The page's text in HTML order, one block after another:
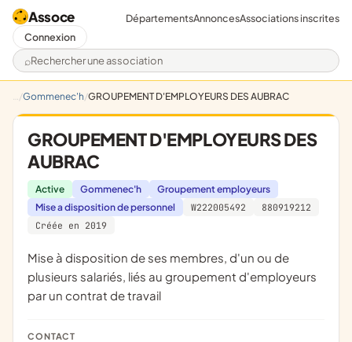
Assoce
Rechercher une association
DépartementsAnnoncesAssociations inscrites
Connexion
Gommenec'h GROUPEMENT D'EMPLOYEURS DES AUBRAC
GROUPEMENT D'EMPLOYEURS DES
AUBRAC
Active Gommenec'h
Groupement employeurs
Mise a disposition de personnel
W222005492
880919212
Créée en 2019
mise à disposition de ses membres, d'un ou de
plusieurs salariés, liés au groupement d'employeurs
par un contrat de travail
CONTACT